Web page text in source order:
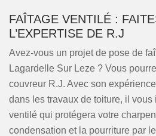
FAÎTAGE VENTILÉ :
L’EXPERTISE DE R.J
Avez-vous un projet de pose de
Lagardelle Sur Leze ? Vous
couvreur R.J. Avec son
dans les travaux de toiture, il vous
ventilé qui protégera votre
condensation et la pourriture par